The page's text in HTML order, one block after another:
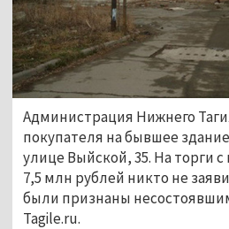
Администрация Нижнего
покупателя на бывшее
улице Выйской, 35. На торги
7,5 млн рублей никто не
были признаны
Tagile.ru.